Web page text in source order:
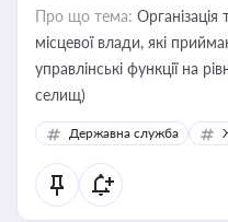
Про що тема: Організація
місцевої влади, які
управлінські функції на
селищ)
Державна служба